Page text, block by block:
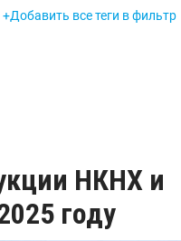
+Добавить все теги в фильтр
НКНХ и
году